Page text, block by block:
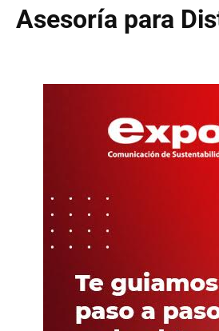
Asesoría para